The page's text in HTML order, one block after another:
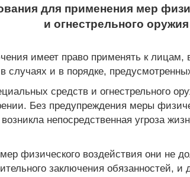
для применения мер
и огнестрельного оружия
имеет право применять к
случаях и в порядке,
средств и огнестрельного
Без предупреждения меры
непосредственная угроза
физического воздействия они
заключения обязанностей,